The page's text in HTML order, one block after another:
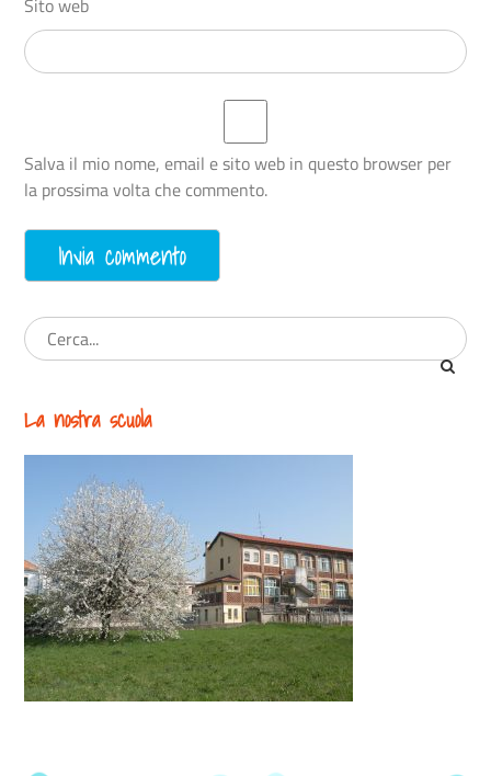
Sito web
Salva il mio nome, email e sito web in questo browser per
la prossima volta che commento.
La nostra scuola